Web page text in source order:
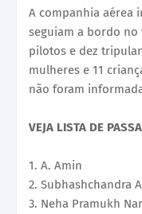
A companhia aérea
seguiam a bordo no
pilotos e dez
mulheres e 11
não foram
VEJA LISTA DE
1. A. Amin
2. Subhashchandra
3. Neha Pramukh